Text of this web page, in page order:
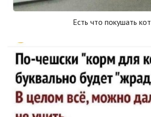
Есть что покушать кот